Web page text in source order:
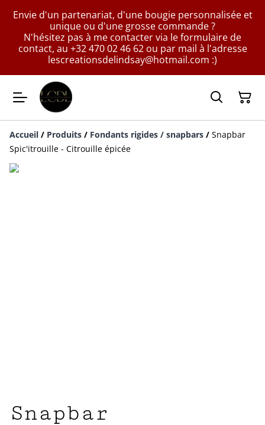
Envie d'un partenariat, d'une bougie personnalisée et
unique ou d'une grosse commande ?
N'hésitez pas à me contacter via le formulaire de
contact, au +32 470 02 46 62 ou par mail à l'adresse
lescreationsdelindsay@hotmail.com :)
Accueil / Produits / Fondants rigides / snapbars / Snapbar
Spic'itrouille - Citrouille épicée
Snapbar